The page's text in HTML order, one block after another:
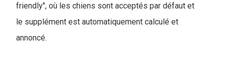
friendly", où les chiens sont acceptés par défaut et
le supplément est automatiquement calculé et
annoncé.